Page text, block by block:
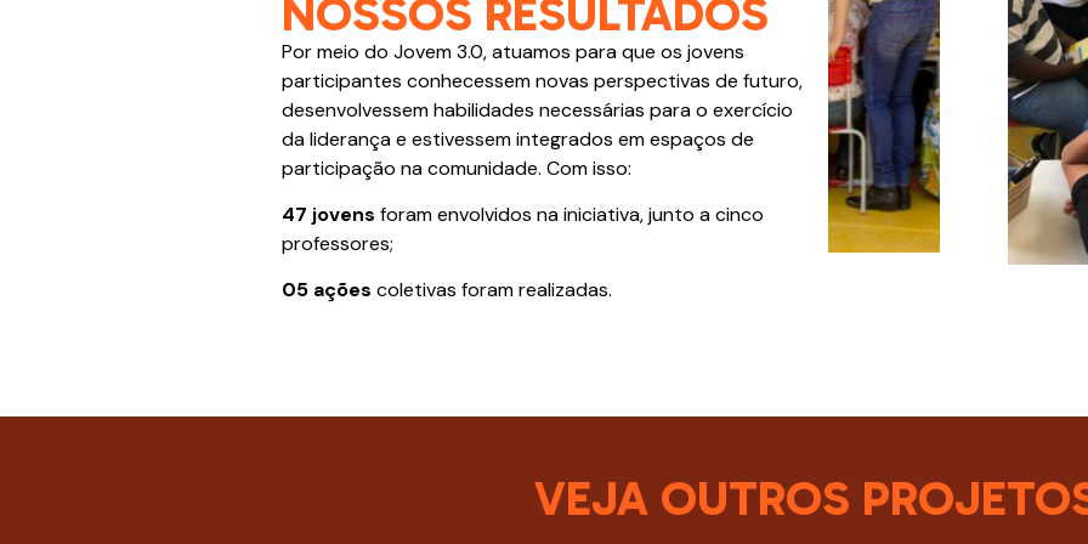
NOSSOS RESULTADOS
Por meio do Jovem 3.0, atuamos para que os jovens
participantes conhecessem novas perspectivas de futuro,
desenvolvessem habilidades necessárias para o exercício
da liderança e estivessem integrados em espaços de
participação na comunidade. Com isso:
47 jovens foram envolvidos na iniciativa, junto a cinco
professores;
05 ações coletivas foram realizadas.​
VEJA OUTROS